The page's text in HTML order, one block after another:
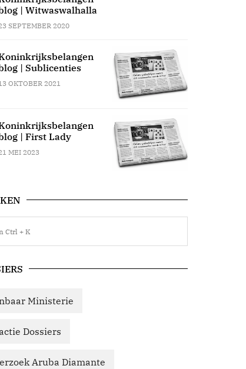
| Witwaswalhalla
SEPTEMBER 2020
| Sublicenties
OKTOBER 2021
| First Lady
MEI 2023
Ministerie
Dossiers
Aruba Diamante